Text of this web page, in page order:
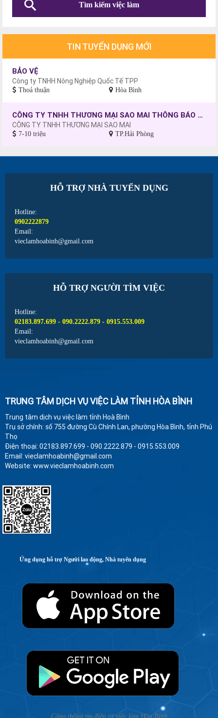
Tìm kiếm việc làm
TIN TUYỂN DỤNG MỚI
BẢO VỆ
Công ty TNHH Nông Nghiệp Quốc Tế TPP
Thoả thuận Hòa Bình
CÔNG TY TNHH THƯƠNG MẠI SAO MAI THÔNG BÁO TUYỂN DỤNG CÔNG NHÂN MAY, CHƯA CÓ TAY NGHỀ SẼ ĐƯỢC ĐÀO TẠO.
CÔNG TY TNHH THƯƠNG MẠI SAO MAI
7-10 triệu TP.Hải Phòng
HỖ TRỢ NHÀ TUYỂN DỤNG
Hotline:
0902222879
Email:
vieclamhoabinh@gmail.com
HỖ TRỢ NGƯỜI TÌM VIỆC
Hotline:
02183.897.699 - 090.2222.879 - 0915.553.009
Email:
vieclamhoabinh@gmail.com
TRUNG TÂM DỊCH VỤ VIỆC LÀM TỈNH HÒA BÌNH
Trung tâm dịch vụ việc làm tỉnh Hoà Bình
Trụ sở chính: số 755 đường Cù Chính Lan, phường Hòa Bình, tỉnh Phú
Thọ
Điện thoại: 02183.897.699 - 090.2222.879 - 0915.553.009
Email: vieclamhoabinh@gmail.com
Website: www.vieclamhoabinh.com
Ứng dụng hỗ trợ Người lao động, Nhà tuyển dụng
Cổng thông tin điện tử việc làm Hòa Bình